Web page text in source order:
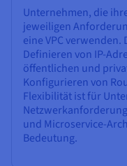
Unternehmen, die
jeweiligen
eine VPC verwenden.
Definieren von IP-
öffentlichen und
Konfigurieren von
Flexibilität ist für
und Microservice-
Bedeutung.